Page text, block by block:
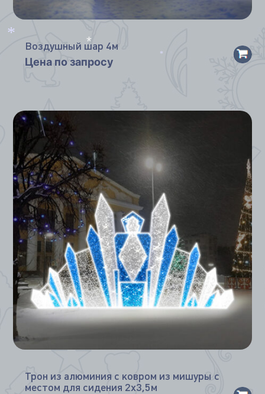
Воздушный шар 4м
Цена по запросу
Трон из алюминия с ковром из мишуры с
местом для сидения 2х3,5м
*
*
*
*
*